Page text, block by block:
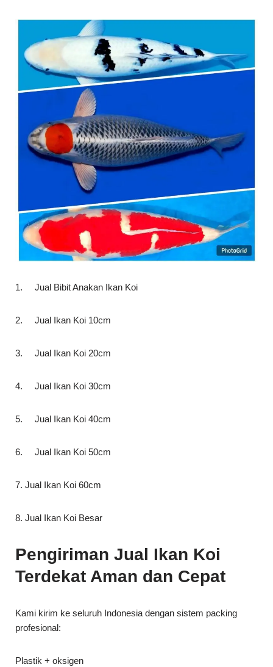
1. Jual Bibit Anakan Ikan Koi
2. Jual Ikan Koi 10cm
3. Jual Ikan Koi 20cm
4. Jual Ikan Koi 30cm
5. Jual Ikan Koi 40cm
6. Jual Ikan Koi 50cm
7. Jual Ikan Koi 60cm
8. Jual Ikan Koi Besar
Pengiriman Jual Ikan Koi
Terdekat Aman dan Cepat
Kami kirim ke seluruh Indonesia dengan sistem packing
profesional:
Plastik + oksigen